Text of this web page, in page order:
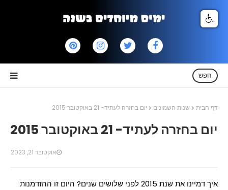
חפש
דף הבית שנות השמונים יום בחזרה לעתיד- 21 באוקטובר 2015
יום בחזרה לעתיד- 21 באוקטובר 2015
אוקטובר 21, 2023
איך דמיינו את שנת 2015 לפני שלושים שנים? היום זו ההזדמנות